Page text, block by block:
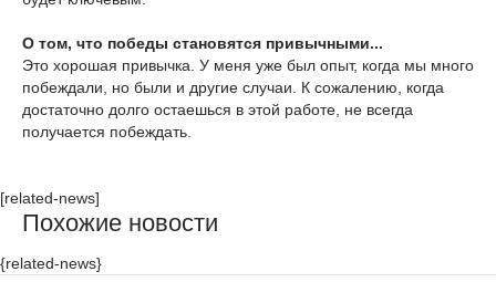
О том, что победы становятся привычными...
Это хорошая привычка. У меня уже был опыт, когда мы много
побеждали, но были и другие случаи. К сожалению, когда
достаточно долго остаешься в этой работе, не всегда
получается побеждать.
[related-news]
Похожие новости
{related-news}